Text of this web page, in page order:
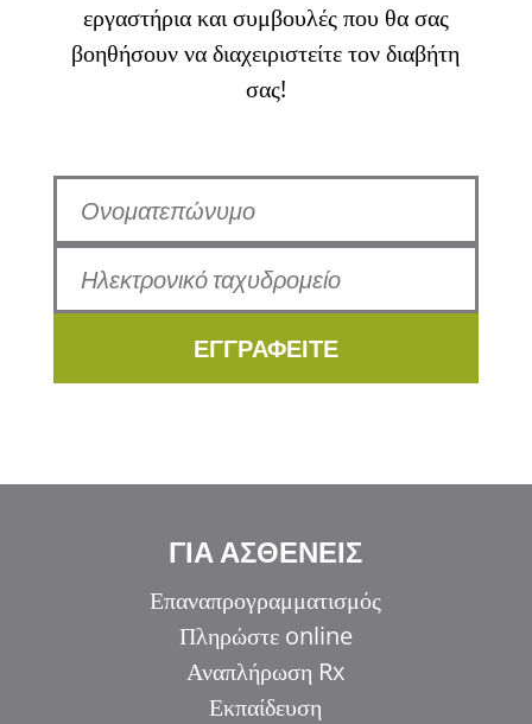
εργαστήρια και συμβουλές που θα σας
βοηθήσουν να διαχειριστείτε τον διαβήτη
σας!
ΕΓΓΡΑΦΕΙΤΕ
ΓΙΑ ΑΣΘΕΝΕΙΣ
Επαναπρογραμματισμός
Πληρώστε online
Αναπλήρωση Rx
Εκπαίδευση